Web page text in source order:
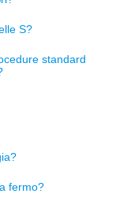
S?
standard
fermo?